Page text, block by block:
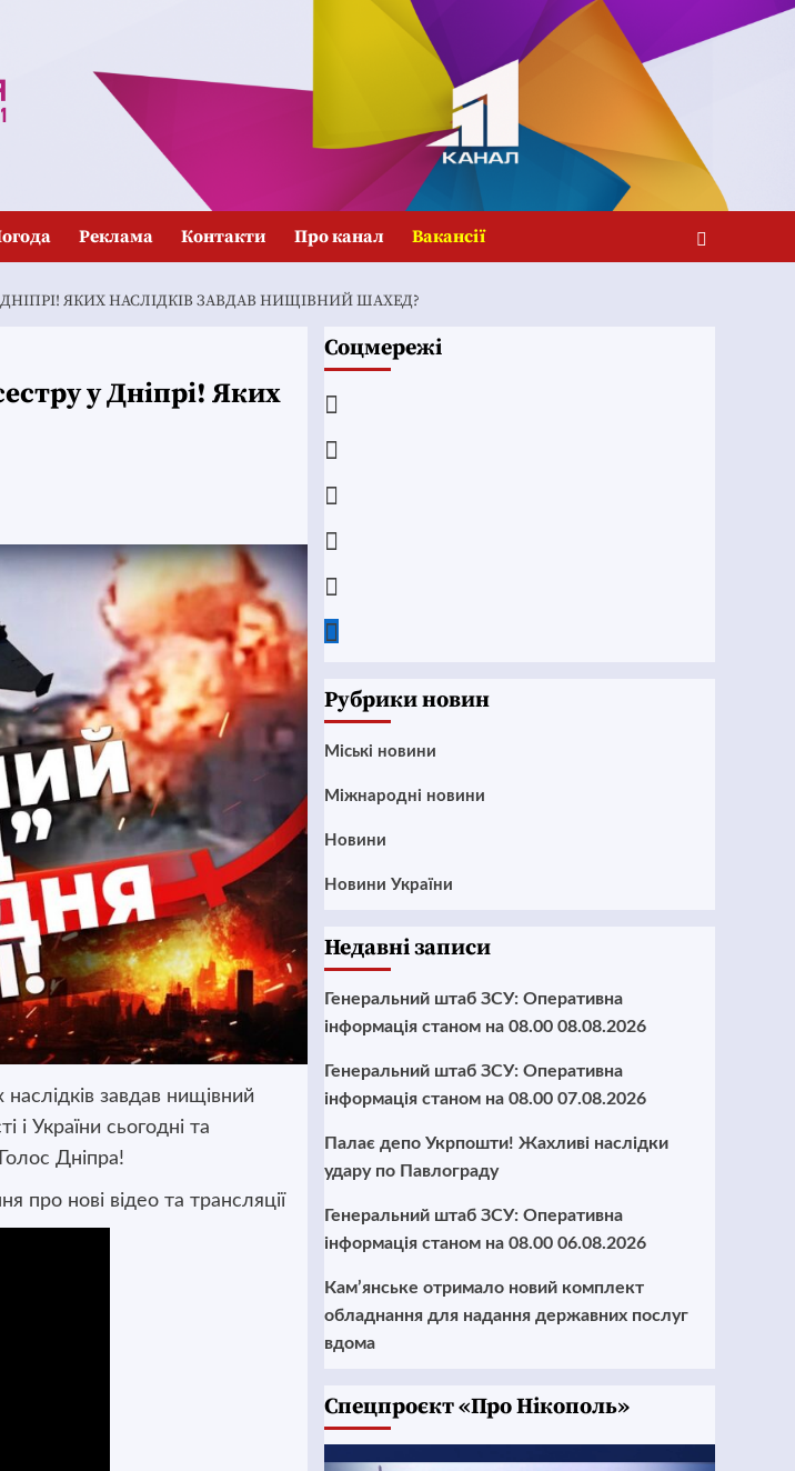
Реклама Контакти Про канал Вакансії
ЯКИХ НАСЛІДКІВ ЗАВДАВ НИЩІВНИЙ ШАХЕД?
у Дніпрі! Яких
завдав нищівний
і України сьогодні та
Дніпра!
про нові відео та трансляції
Соцмережі
Рубрики новин
Mіські новини
Міжнародні новини
Новини
Новини України
Недавні записи
Генеральний штаб ЗСУ: Оперативна
інформація станом на 08.00 08.08.2026
Генеральний штаб ЗСУ: Оперативна
інформація станом на 08.00 07.08.2026
Палає депо Укрпошти! Жахливі наслідки
удару по Павлограду
Генеральний штаб ЗСУ: Оперативна
інформація станом на 08.00 06.08.2026
Кам’янське отримало новий комплект
обладнання для надання державних послуг
вдома
Cпецпроєкт «Про Нікополь»